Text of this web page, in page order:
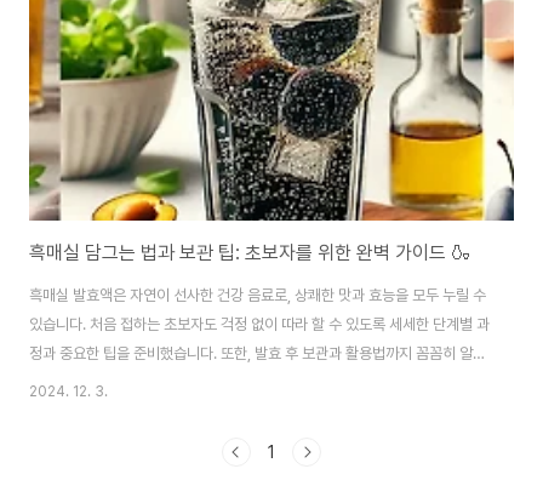
흑매실 담그는 법과 보관 팁: 초보자를 위한 완벽 가이드 🍶
흑매실 발효액은 자연이 선사한 건강 음료로, 상쾌한 맛과 효능을 모두 누릴 수
있습니다. 처음 접하는 초보자도 걱정 없이 따라 할 수 있도록 세세한 단계별 과
정과 중요한 팁을 준비했습니다. 또한, 발효 후 보관과 활용법까지 꼼꼼히 알려
드릴 테니, 시작부터 끝까지 함께해 보세요! 🌟1. 흑매실 발효액의 준비물 🛠️흑
요한 포인트를 짚어드립니다. 무엇보다 위생 관리와 재료의 신선도가 성공의
2024. 12. 3.
1